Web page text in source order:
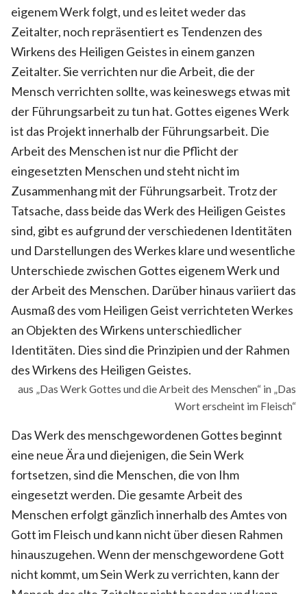
eigenem Werk folgt, und es leitet weder das
Zeitalter, noch repräsentiert es Tendenzen des
Wirkens des Heiligen Geistes in einem ganzen
Zeitalter. Sie verrichten nur die Arbeit, die der
Mensch verrichten sollte, was keineswegs etwas mit
der Führungsarbeit zu tun hat. Gottes eigenes Werk
ist das Projekt innerhalb der Führungsarbeit. Die
Arbeit des Menschen ist nur die Pflicht der
eingesetzten Menschen und steht nicht im
Zusammenhang mit der Führungsarbeit. Trotz der
Tatsache, dass beide das Werk des Heiligen Geistes
sind, gibt es aufgrund der verschiedenen Identitäten
und Darstellungen des Werkes klare und wesentliche
Unterschiede zwischen Gottes eigenem Werk und
der Arbeit des Menschen. Darüber hinaus variiert das
Ausmaß des vom Heiligen Geist verrichteten Werkes
an Objekten des Wirkens unterschiedlicher
Identitäten. Dies sind die Prinzipien und der Rahmen
des Wirkens des Heiligen Geistes.
aus „Das Werk Gottes und die Arbeit des Menschen“ in „Das
Wort erscheint im Fleisch“
Das Werk des menschgewordenen Gottes beginnt
eine neue Ära und diejenigen, die Sein Werk
fortsetzen, sind die Menschen, die von Ihm
eingesetzt werden. Die gesamte Arbeit des
Menschen erfolgt gänzlich innerhalb des Amtes von
Gott im Fleisch und kann nicht über diesen Rahmen
hinauszugehen. Wenn der menschgewordene Gott
nicht kommt, um Sein Werk zu verrichten, kann der